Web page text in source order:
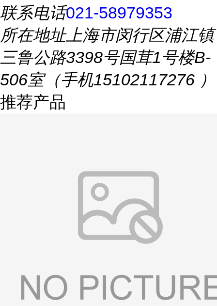
联系电话021-58979353
所在地址上海市闵行区浦江镇
三鲁公路3398号国茸1号楼B-
506室（手机15102117276 ）
推荐产品